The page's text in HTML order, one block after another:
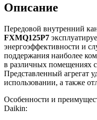
Описание
Передовой внутренний
FXMQ125P7
энергоэффективности и
поддержания наиболее
в различных помещениях
Представленный агрегат
использовании, а также
Особенности и
Daikin: